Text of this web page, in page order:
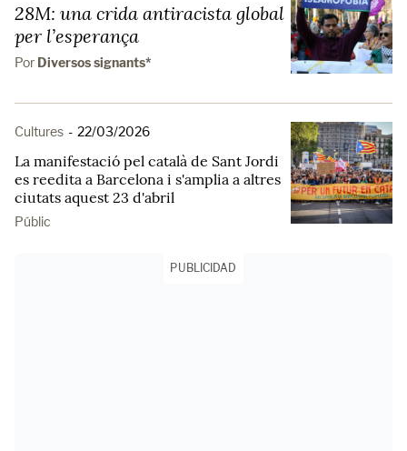
28M: una crida antiracista global
per l’esperança
Por Diversos signants*
Cultures - 22/03/2026
La manifestació pel català de Sant Jordi
es reedita a Barcelona i s'amplia a altres
ciutats aquest 23 d'abril
Públic
PUBLICIDAD